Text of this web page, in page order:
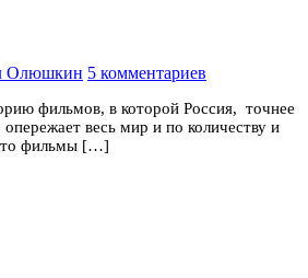
Олюшкин 5 комментариев
фильмов, в которой Россия, точнее
весь мир и по количеству и
фильмы […]